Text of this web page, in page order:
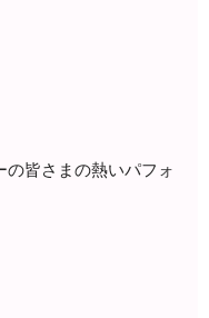
の皆さまの熱いパフォ